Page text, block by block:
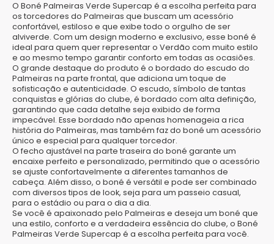
O Boné Palmeiras Verde Supercap é a escolha perfeita para
os torcedores do Palmeiras que buscam um acessório
confortável, estiloso e que exibe todo o orgulho de ser
alviverde. Com um design moderno e exclusivo, esse boné é
ideal para quem quer representar o Verdão com muito estilo
e ao mesmo tempo garantir conforto em todas as ocasiões.
O grande destaque do produto é o bordado do escudo do
Palmeiras na parte frontal, que adiciona um toque de
sofisticação e autenticidade. O escudo, símbolo de tantas
conquistas e glórias do clube, é bordado com alta definição,
garantindo que cada detalhe seja exibido de forma
impecável. Esse bordado não apenas homenageia a rica
história do Palmeiras, mas também faz do boné um acessório
único e especial para qualquer torcedor.
O fecho ajustável na parte traseira do boné garante um
encaixe perfeito e personalizado, permitindo que o acessório
se ajuste confortavelmente a diferentes tamanhos de
cabeça. Além disso, o boné é versátil e pode ser combinado
com diversos tipos de look, seja para um passeio casual,
para o estádio ou para o dia a dia.
Se você é apaixonado pelo Palmeiras e deseja um boné que
una estilo, conforto e a verdadeira essência do clube, o Boné
Palmeiras Verde Supercap é a escolha perfeita para você.